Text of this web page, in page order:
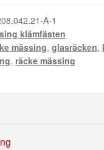
A-1
klämfästen
mässing, glasräcken,
, räcke mässing